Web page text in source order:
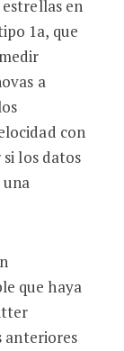
en
1a, que
a
con
los datos
que haya
anteriores